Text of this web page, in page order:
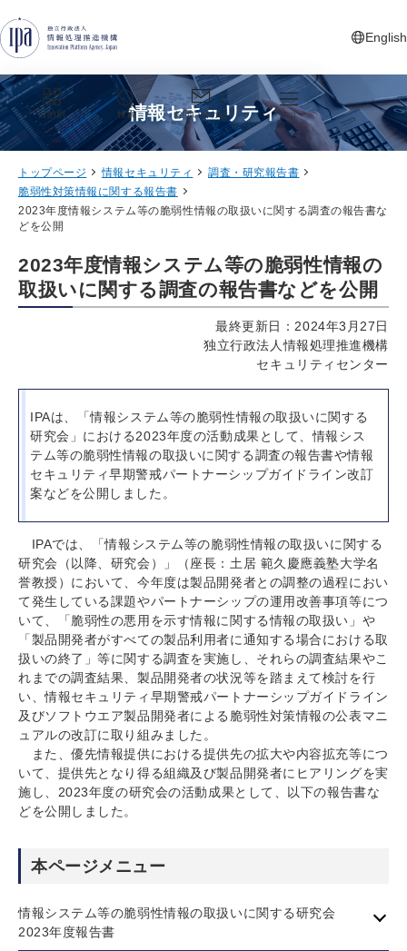
English
新しいタ
目的別 検索 お問い合わせ メニュー
情報セキュリティ
トップページ 情報セキュリティ
調査・研究報告書
脆弱性対策情報に関する報告書
2023年度情報システム等の脆弱性情報の取扱いに関する調査の報告書な
どを公開
2023年度情報システム等の脆弱性情報の
取扱いに関する調査の報告書などを公開
最終更新日：2024年3月27日
独立行政法人情報処理推進機構
セキュリティセンター
IPAは、「情報システム等の脆弱性情報の取扱いに関する
研究会」における2023年度の活動成果として、情報シス
テム等の脆弱性情報の取扱いに関する調査の報告書や情報
セキュリティ早期警戒パートナーシップガイドライン改訂
案などを公開しました。
IPAでは、「情報システム等の脆弱性情報の取扱いに関する
研究会（以降、研究会）」（座長：土居 範久慶應義塾大学名
誉教授）において、今年度は製品開発者との調整の過程におい
て発生している課題やパートナーシップの運用改善事項等につ
いて、「脆弱性の悪用を示す情報に関する情報の取扱い」や
「製品開発者がすべての製品利用者に通知する場合における取
扱いの終了」等に関する調査を実施し、それらの調査結果やこ
れまでの調査結果、製品開発者の状況等を踏まえて検討を行
い、情報セキュリティ早期警戒パートナーシップガイドライン
及びソフトウエア製品開発者による脆弱性対策情報の公表マニ
ュアルの改訂に取り組みました。
また、優先情報提供における提供先の拡大や内容拡充等につ
いて、提供先となり得る組織及び製品開発者にヒアリングを実
施し、2023年度の研究会の活動成果として、以下の報告書な
どを公開しました。
本ページメニュー
情報システム等の脆弱性情報の取扱いに関する研究会
2023年度報告書